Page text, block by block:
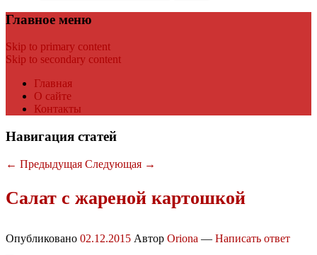
Главное меню
Skip to primary content
Skip to secondary content
Главная
О сайте
Контакты
Навигация статей
← Предыдущая Следующая →
Салат с жареной картошкой
Опубликовано 02.12.2015 Автор Oriona — Написать ответ